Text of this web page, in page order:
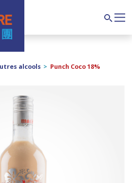
alcools > Punch Coco 18%